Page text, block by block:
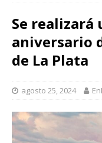
Se realizará
aniversario
de La Plata
agosto 25, 2024